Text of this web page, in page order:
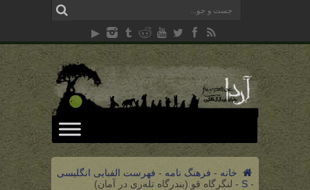
خانه - فرهنگ نامه - فهرست الفبایی انگلیسی
-
S
- لنگرگاه قو (بندرگاه تله‌ری در آمان)